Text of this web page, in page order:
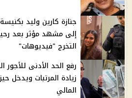
جنازة كارين وليد
إلى مشهد مؤثر بعد
التخرج "فيديوهات"
رفع الحد الأدنى
زيادة المرتبات ويدخل
المالي